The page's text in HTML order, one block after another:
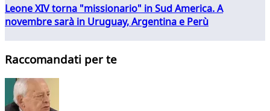
Leone XIV torna "missionario" in Sud America. A
novembre sarà in Uruguay, Argentina e Perù
Raccomandati per te